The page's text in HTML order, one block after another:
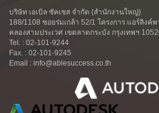
บริษัท เอเบิล ซัคเซส จำกัด (สำนักงานใหญ่)
188/1108 ซอยร่มเกล้า 52/1 โครงการ แอร์ลิงค์
คลองสามประเวศ เขตลาดกระบัง กรุงเทพฯ
Tel. : 02-101-9244
Fax. : 02-101-9245
Email : info@ablesuccess.co.th